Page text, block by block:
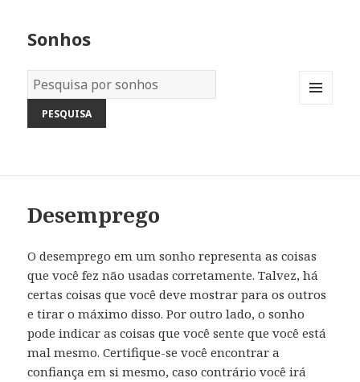
Sonhos
Dicionário
dos
Sonhos:
Desemprego
O desemprego em um sonho representa as coisas
que você fez não usadas corretamente. Talvez, há
certas coisas que você deve mostrar para os outros
e tirar o máximo disso. Por outro lado, o sonho
pode indicar as coisas que você sente que você está
mal mesmo. Certifique-se você encontrar a
confiança em si mesmo, caso contrário você irá